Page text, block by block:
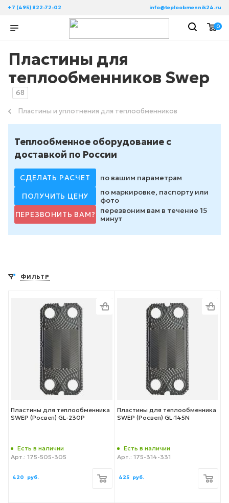
+7 (495) 822-72-02 info@teploobmennik24.ru
0
Пластины для
теплообменников Swep
68
Пластины и уплотнения для теплообменников
Теплообменное оборудование с
доставкой по России
СДЕЛАТЬ РАСЧЕТ
по вашим параметрам
ПОЛУЧИТЬ ЦЕНУ
по маркировке, паспорту или
фото
ПЕРЕЗВОНИТЬ ВАМ?
перезвоним вам в течение 15
минут
ФИЛЬТР
Пластины для теплообменника
SWEP (Росвеп) GL-230P
Есть в наличии
Арт.: 175-505-305
420 руб.
Пластины для теплообменника
SWEP (Росвеп) GL-145N
Есть в наличии
Арт.: 175-314-331
425 руб.